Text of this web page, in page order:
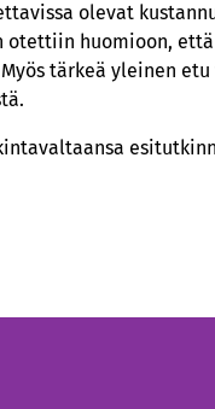
olevat
otettiin huomioon,
tärkeä yleinen